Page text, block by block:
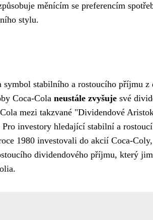
měnícím se preferencím
stylu.
stabilního a rostoucího příjmu
Coca-Cola neustále zvyšuje své
mezi takzvané "Dividendové
investory hledající stabilní a
1980 investovali do akcií Coca-Coly,
dividendového příjmu, který